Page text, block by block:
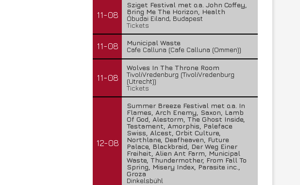
11-08
Sziget Festival met o.a. John Coffey,
Bring Me The Horizon, Health
Óbudai Eiland, Budapest
Tickets
11-08
Municipal Waste
Cafe Calluna (Cafe Calluna (Ommen))
11-08
Wolves In The Throne Room
TivoliVredenburg (TivoliVredenburg
(Utrecht))
Tickets
12-08
Summer Breeze Festival met o.a. In
Flames, Arch Enemy, Saxon, Lamb
Of God, Alestorm, The Ghost Inside,
Testament, Amorphis, Paleface
Swiss, Alcest, Orbit Culture,
Northlane, Deafheaven, Future
Palace, Blackbraid, Der Weg Einer
Freiheit, Alien Ant Farm, Municipal
Waste, Thundermother, From Fall To
Spring, Misery Index, Parasite inc.,
Groza
Dinkelsbühl